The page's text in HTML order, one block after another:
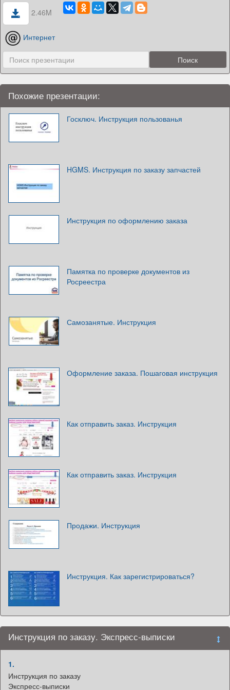
2.46M
Интернет
Похожие презентации:
Госключ. Инструкция пользованья
HGMS. Инструкция по заказу запчастей
Инструкция по оформлению заказа
Памятка по проверке документов из
Росреестра
Самозанятые. Инструкция
Оформление заказа. Пошаговая инструкция
Как отправить заказ. Инструкция
Как отправить заказ. Инструкция
Продажи. Инструкция
Инструкция. Как зарегистрироваться?
Инструкция по заказу. Экспресс-выписки
1.
Инструкция по заказу
Экспресс-выписки